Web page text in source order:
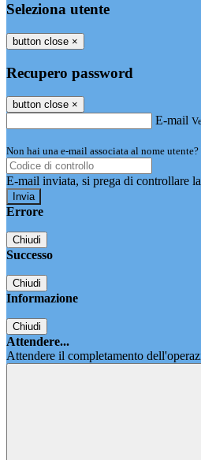
Seleziona utente
button close ×
Recupero password
button close ×
E-mail
Non hai una e-mail associata al nome
E-mail inviata, si prega di controllare
Errore
Chiudi
Successo
Chiudi
Informazione
Chiudi
Attendere...
Attendere il completamento